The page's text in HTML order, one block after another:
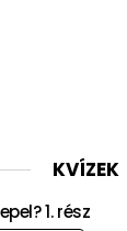
KVÍZEK
1. rész